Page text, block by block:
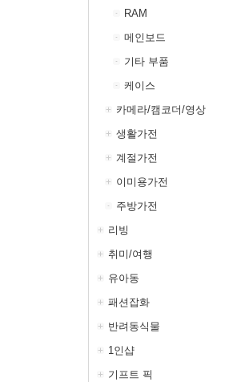
RAM
메인보드
기타 부품
케이스
카메라/캠코더/영상
생활가전
계절가전
이미용가전
주방가전
리빙
취미/여행
유아동
패션잡화
반려동식물
1인샵
기프트 픽